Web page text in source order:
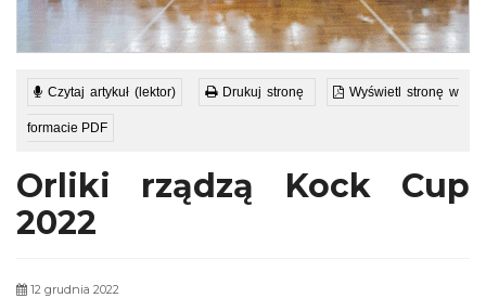
Czytaj artykuł (lektor) Drukuj stronę Wyświetl stronę w
formacie PDF
Orliki rządzą Kock Cup
2022
12 grudnia 2022